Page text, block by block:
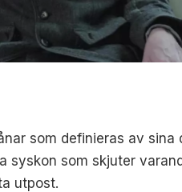
som definieras av
som skjuter
utpost.